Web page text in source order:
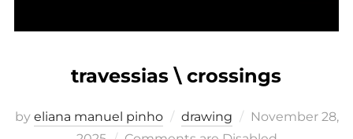
travessias \ crossings
by eliana manuel pinho drawing
Posted
November 28,